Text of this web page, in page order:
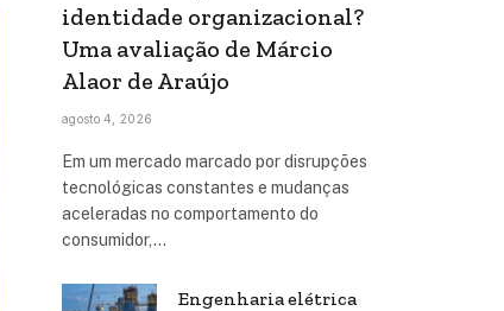
identidade organizacional?
Uma avaliação de Márcio
Alaor de Araújo
agosto 4, 2026
Em um mercado marcado por disrupções
tecnológicas constantes e mudanças
aceleradas no comportamento do
consumidor,…
Engenharia elétrica